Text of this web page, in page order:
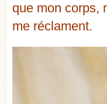
que mon corps,
me réclament.